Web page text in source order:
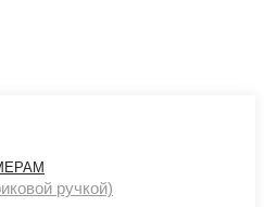
ручкой)